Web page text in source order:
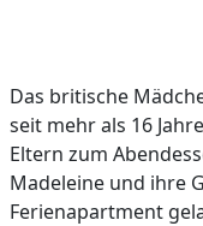
Das britische
seit mehr als 16
Eltern zum
Madeleine und ihre
Ferienapartment